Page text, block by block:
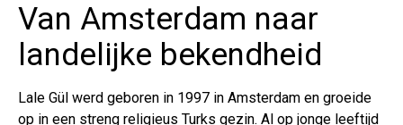
Van Amsterdam naar
landelijke bekendheid
Lale Gül werd geboren in 1997 in Amsterdam en groeide
op in een streng religieus Turks gezin. Al op jonge leeftijd